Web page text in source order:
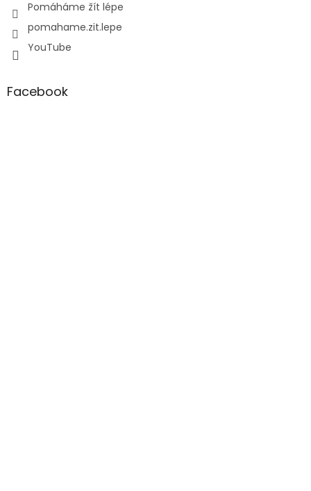
Pomáháme žít lépe
pomahame.zit.lepe
YouTube
Facebook